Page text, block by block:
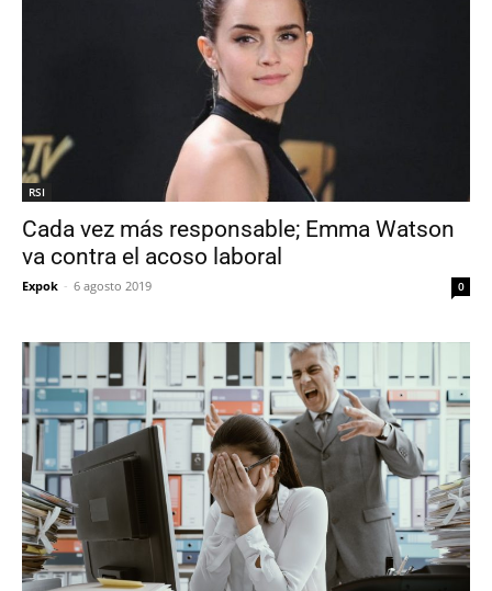
RSI
Cada vez más responsable; Emma Watson
va contra el acoso laboral
Expok - 6 agosto 2019 0